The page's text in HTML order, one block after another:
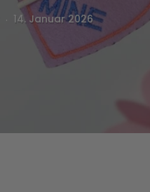
. 14. Januar 2026